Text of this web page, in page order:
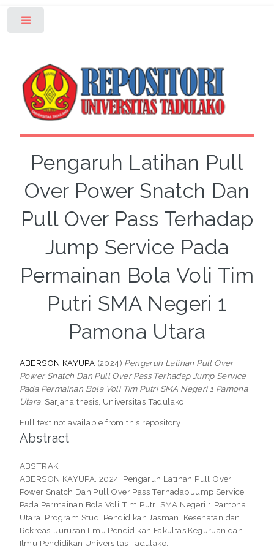
Pengaruh Latihan Pull
Over Power Snatch Dan
Pull Over Pass Terhadap
Jump Service Pada
Permainan Bola Voli Tim
Putri SMA Negeri 1
Pamona Utara
ABERSON KAYUPA (2024) Pengaruh Latihan Pull Over
Power Snatch Dan Pull Over Pass Terhadap Jump Service
Pada Permainan Bola Voli Tim Putri SMA Negeri 1 Pamona
Utara. Sarjana thesis, Universitas Tadulako.
Full text not available from this repository.
Abstract
ABSTRAK
ABERSON KAYUPA. 2024. Pengaruh Latihan Pull Over
Power Snatch Dan Pull Over Pass Terhadap Jump Service
Pada Permainan Bola Voli Tim Putri SMA Negeri 1 Pamona
Utara. Program Studi Pendidikan Jasmani Kesehatan dan
Rekreasi Jurusan Ilmu Pendidikan Fakultas Keguruan dan
Ilmu Pendidikan Universitas Tadulako.